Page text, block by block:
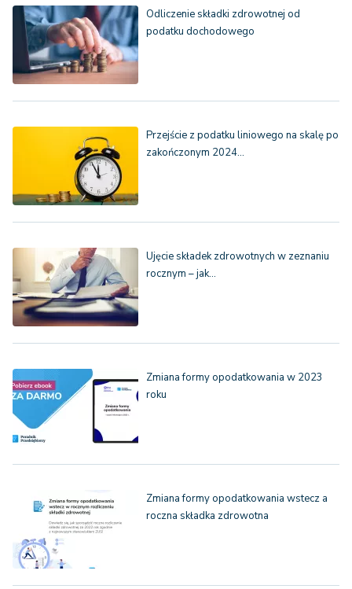
Odliczenie składki zdrowotnej od
podatku dochodowego
Przejście z podatku liniowego na skalę po
zakończonym 2024…
Ujęcie składek zdrowotnych w zeznaniu
rocznym – jak…
Zmiana formy opodatkowania w 2023
roku
Zmiana formy opodatkowania wstecz a
roczna składka zdrowotna